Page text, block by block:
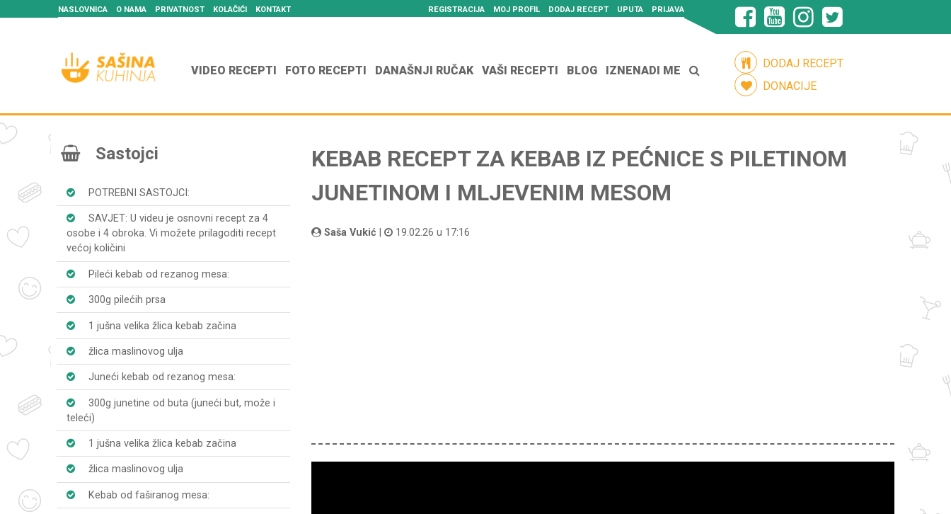
NASLOVNICA O NAMA PRIVATNOST KOLAČIĆI KONTAKT REGISTRACIJA MOJ PROFIL DODAJ RECEPT UPUTA PRIJAVA
VIDEO RECEPTI FOTO RECEPTI DANAŠNJI RUČAK VAŠI RECEPTI BLOG IZNENADI ME
DODAJ RECEPT
DONACIJE
Sastojci
POTREBNI SASTOJCI:
SAVJET: U videu je osnovni recept za 4
osobe i 4 obroka. Vi možete prilagoditi recept
većoj količini
Pileći kebab od rezanog mesa:
300g pilećih prsa
1 jušna velika žlica kebab začina
žlica maslinovog ulja
Juneći kebab od rezanog mesa:
300g junetine od buta (juneći but, može i
teleći)
1 jušna velika žlica kebab začina
žlica maslinovog ulja
Kebab od faširanog mesa:
KEBAB RECEPT ZA KEBAB IZ PEĆNICE S PILETINOM
JUNETINOM I MLJEVENIM MESOM
Saša Vukić 19.02.26 u 17:16